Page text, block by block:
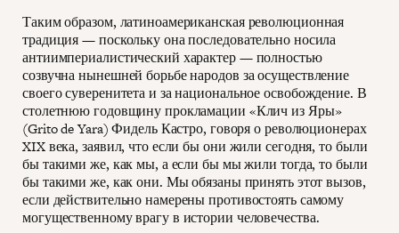
Таким образом, латиноамериканская революционная
традиция — поскольку она последовательно носила
антиимпериалистический характер — полностью
созвучна нынешней борьбе народов за осуществление
своего суверенитета и за национальное освобождение. В
столетнюю годовщину прокламации «Клич из Яры»
(Grito de Yara) Фидель Кастро, говоря о революционерах
XIX века, заявил, что если бы они жили сегодня, то были
бы такими же, как мы, а если бы мы жили тогда, то были
бы такими же, как они. Мы обязаны принять этот вызов,
если действительно намерены противостоять самому
могущественному врагу в истории человечества.